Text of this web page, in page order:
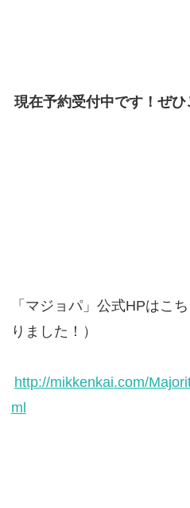
現在予約受付中です！ぜひ
「マジョパ」公式HPはこ
りました！）
http://mikkenkai.com/
ml